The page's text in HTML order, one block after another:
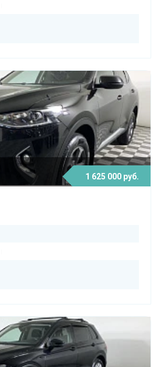
1 625 000 руб.